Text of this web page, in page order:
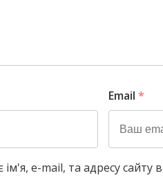
Email *
ім'я, e-mail, та адресу